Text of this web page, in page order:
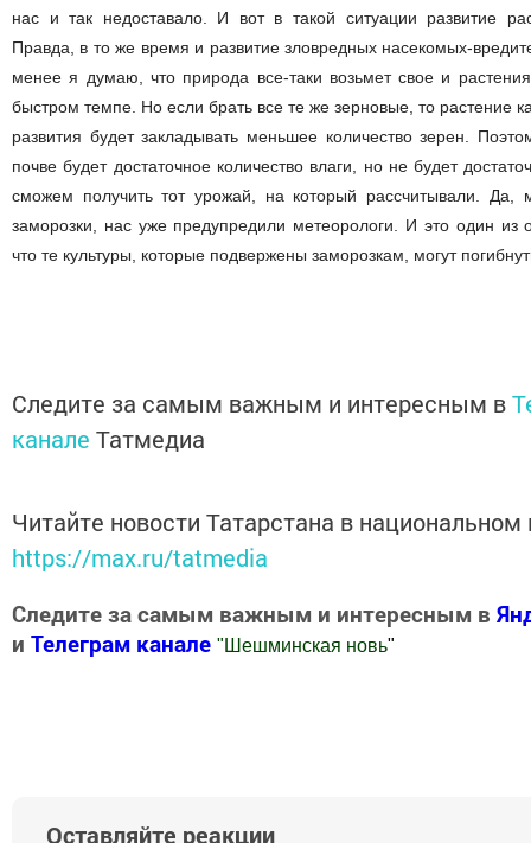
нас и так недоставало. И вот в такой ситуации развитие
Правда, в то же время и развитие зловредных насекомых-
менее я думаю, что природа все-таки возьмет свое и растения
быстром темпе. Но если брать все те же зерновые, то растение
развития будет закладывать меньшее количество зерен.
почве будет достаточное количество влаги, но не будет
сможем получить тот урожай, на который рассчитывали.
заморозки, нас уже предупредили метеорологи. И это один из
что те культуры, которые подвержены заморозкам, могут
Следите за самым важным и интересным в
канале Татмедиа
Читайте новости Татарстана в
https://max.ru/tatmedia
Следите за самым важным и интересным в
и Телеграм канале " Шешминская новь"
Оставляйте реакции